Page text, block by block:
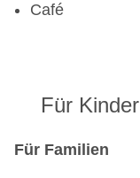
Café
Für Kinder
Für Familien